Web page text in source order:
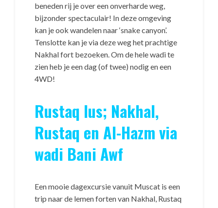
beneden rij je over een onverharde weg,
bijzonder spectaculair! In deze omgeving
kan je ook wandelen naar ‘snake canyon’.
Tenslotte kan je via deze weg het prachtige
Nakhal fort bezoeken. Om de hele wadi te
zien heb je een dag (of twee) nodig en een
4WD!
Rustaq lus; Nakhal,
Rustaq en Al-Hazm via
wadi Bani Awf
Een mooie dagexcursie vanuit Muscat is een
trip naar de lemen forten van Nakhal, Rustaq